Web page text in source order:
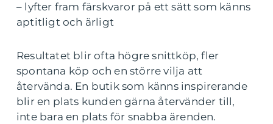
– lyfter fram färskvaror på ett sätt som känns
aptitligt och ärligt
Resultatet blir ofta högre snittköp, fler
spontana köp och en större vilja att
återvända. En butik som känns inspirerande
blir en plats kunden gärna återvänder till,
inte bara en plats för snabba ärenden.